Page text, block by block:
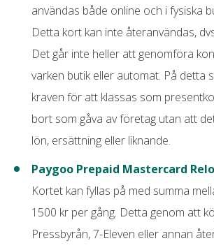
användas både online och i fysiska
Detta kort kan inte återanvändas,
Det går inte heller att genomföra
varken butik eller automat. På detta
kraven för att klassas som
bort som gåva av företag utan att
lön, ersättning eller liknande.
Paygoo Prepaid Mastercard
Kortet kan fyllas på med summa
1500 kr per gång. Detta genom att
Pressbyrån, 7-Eleven eller annan